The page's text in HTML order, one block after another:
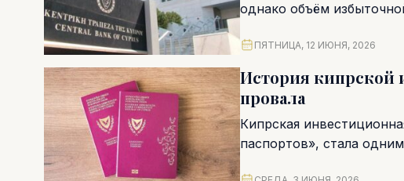
однако объём
ПЯТНИЦА, 12 ИЮНЯ, 2026
История кипрской
провала
Кипрская
паспортов», стала